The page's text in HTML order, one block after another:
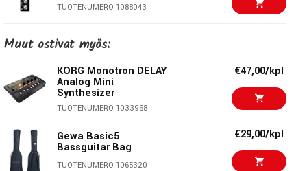
TUOTENUMERO 1088043
GP Batteries CR2032 1-
pack
TUOTENUMERO 1088041
GP Batteries 6LR61/9V €4,60/kpl
GP Batteries LR6/AA €29,40/pak
Muut ostivat myös:
KORG Monotron DELAY
Analog Mini
Synthesizer
TUOTENUMERO 1033968
€47,00/kpl
Gewa Basic5
Bassguitar Bag
TUOTENUMERO 1065320
€29,00/kpl